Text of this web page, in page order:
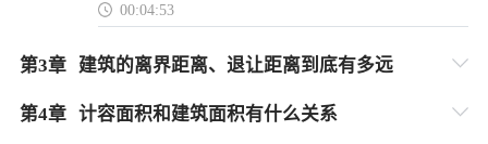
00:04:53
第3章 建筑的离界距离、退让距离到底有多远
第4章 计容面积和建筑面积有什么关系